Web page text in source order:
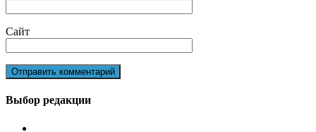
Сайт
Выбор редакции